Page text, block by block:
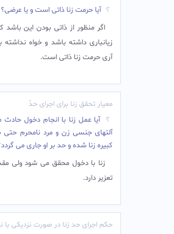
آیا حرمت زنا ذاتى است و یا عرضى؟
اگر منظور از ذاتى بودن این باشد
زیانبارى داشته باشد و خواه
آرى حرمت زنا ذاتى است.
معیار تحقق زنا برای اجرای حدّ
آیا عمل زنا با انجام دخول
آلتهای جنسی زن و مرد نامحرم حتی
کبیره زنا شده و حد بر او جاری می
زنا با دخول محقق می شود ولی
تعزیر دارد.
حکم اجرای حد زنا در صورت نزدیکی با